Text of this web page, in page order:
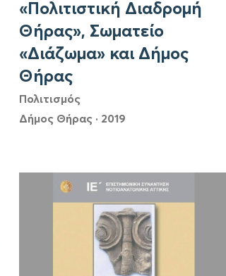
«Πολιτιστική Διαδρομή
Θήρας», Σωματείο
«Διάζωμα» και Δήμος
Θήρας
Πολιτισμός
Δήμος Θήρας · 2019